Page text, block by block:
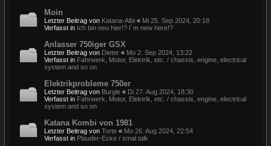
Moin
Letzter Beitrag von Katana-Albi « Mi 25. Sep 2024, 20:18
Verfasst in Ich bin neu hier!? I´m new here!?
Anlasser 750iger GSX
Letzter Beitrag von Dieter « Mo 2. Sep 2024, 13:22
Verfasst in Fahrwerk, Motor, Elektrik, etc. / chassis, engine, electrical
system and so on
Elektrikprobleme 750er
Letzter Beitrag von Burgie « Di 27. Aug 2024, 18:30
Verfasst in Fahrwerk, Motor, Elektrik, etc. / chassis, engine, electrical
system and so on
Katana Kombi von 1981
Letzter Beitrag von Torte « Mo 26. Aug 2024, 22:54
Verfasst in Plauder-Ecke / smal talk